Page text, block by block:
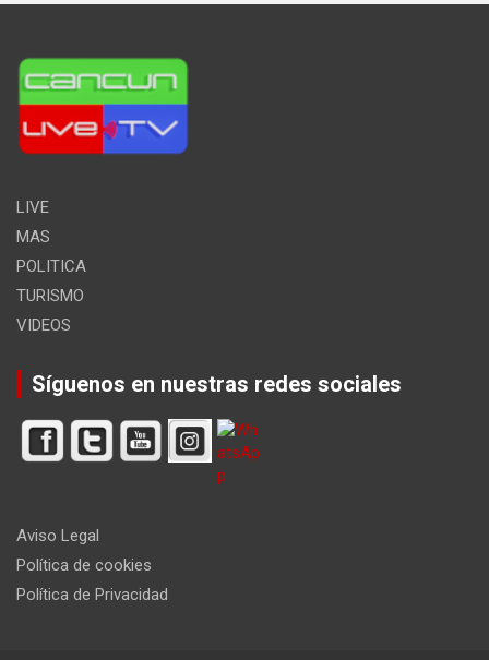
LIVE
MAS
POLITICA
TURISMO
VIDEOS
Síguenos en nuestras redes sociales
Aviso Legal
Política de cookies
Política de Privacidad